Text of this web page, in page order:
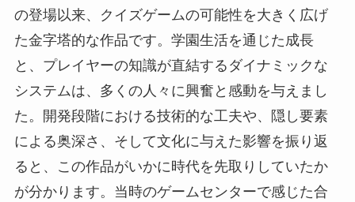
の登場以来、クイズゲームの可能性を大きく広げ
た金字塔的な作品です。学園生活を通じた成長
と、プレイヤーの知識が直結するダイナミックな
システムは、多くの人々に興奮と感動を与えまし
た。開発段階における技術的な工夫や、隠し要素
による奥深さ、そして文化に与えた影響を振り返
ると、この作品がいかに時代を先取りしていたか
が分かります。当時のゲームセンターで感じた合